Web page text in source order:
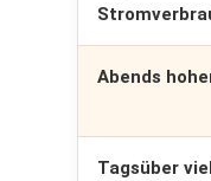
Abends
Tagsüber viel